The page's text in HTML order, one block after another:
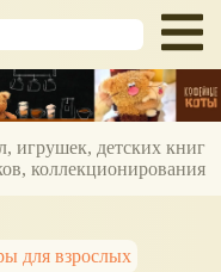
игрушек, детских книг
коллекционирования
для взрослых